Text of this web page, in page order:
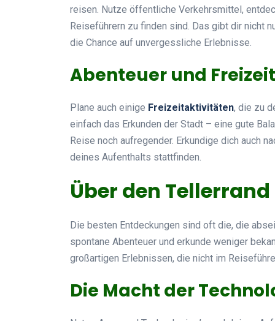
reisen. Nutze öffentliche Verkehrsmittel,
Reiseführern zu finden sind. Das gibt dir nicht
die Chance auf unvergessliche Erlebnisse.
Abenteuer und
Plane auch einige Freizeitaktivitäten, die zu
einfach das Erkunden der Stadt – eine gute
Reise noch aufregender. Erkundige dich auch
deines Aufenthalts stattfinden.
Über den
Die besten Entdeckungen sind oft die, die
spontane Abenteuer und erkunde weniger
großartigen Erlebnissen, die nicht im
Die Macht der